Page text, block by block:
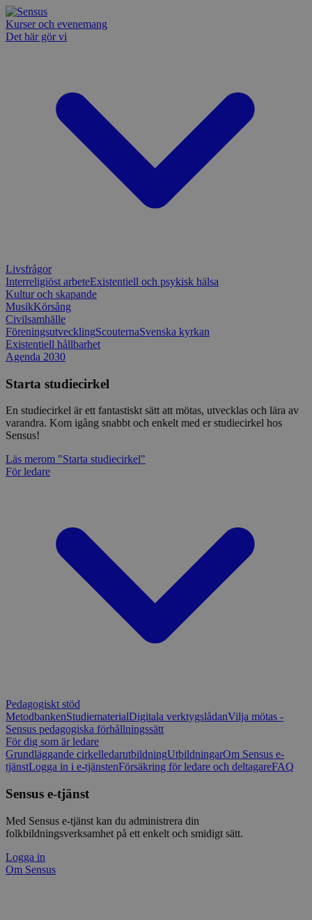
Kurser och evenemang
Det här gör vi
Livsfrågor
Interreligiöst arbeteExistentiell och psykisk hälsa
Kultur och skapande
MusikKörsång
Civilsamhälle
FöreningsutvecklingScouternaSvenska kyrkan
Existentiell hållbarhet
Agenda 2030
Starta studiecirkel
En studiecirkel är ett fantastiskt sätt att mötas, utvecklas och lära av
varandra. Kom igång snabbt och enkelt med er studiecirkel hos
Sensus!
Läs merom "Starta studiecirkel"
För ledare
Pedagogiskt stöd
MetodbankenStudiematerialDigitala verktygslådanVilja mötas -
Sensus pedagogiska förhållningssätt
För dig som är ledare
Grundläggande cirkelledarutbildningUtbildningarOm Sensus e-
tjänstLogga in i e-tjänstenFörsäkring för ledare och deltagareFAQ
Sensus e-tjänst
Med Sensus e-tjänst kan du administrera din
folkbildningsverksamhet på ett enkelt och smidigt sätt.
Logga in
Om Sensus